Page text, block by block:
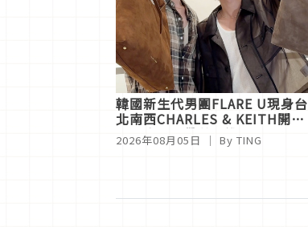
韓國新生代男團FLARE U現身台
北南西CHARLES & KEITH開
幕！崔立于帶姜玗進回台，中山
站新光三越擠爆粉絲！
2026年08月05日 ｜ By TING